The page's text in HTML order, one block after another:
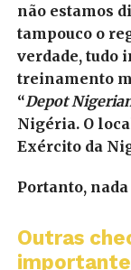
não estamos
tampouco o
verdade, tudo
treinamento
“Depot
Nigéria. O
Exército da
Portanto,
Outras